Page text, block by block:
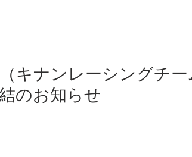
キナンレーシングチー
のお知らせ